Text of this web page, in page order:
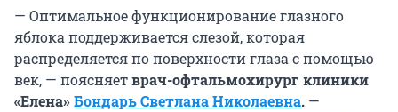
— Оптимальное функционирование глазного
яблока поддерживается слезой, которая
распределяется по поверхности глаза с помощью
век, — поясняетврач-офтальмохирург клиники
«Елена»Бондарь Светлана Николаевна. —